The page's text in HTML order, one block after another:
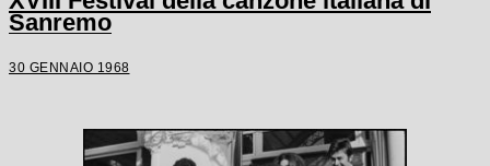
Sanremo
30 GENNAIO 1968